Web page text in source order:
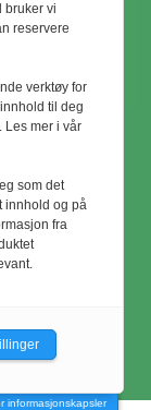
det er
informasjonskapsler
bruker vi
reservere
verktøy for
til deg
Les mer i vår
som det
innhold og på
fra